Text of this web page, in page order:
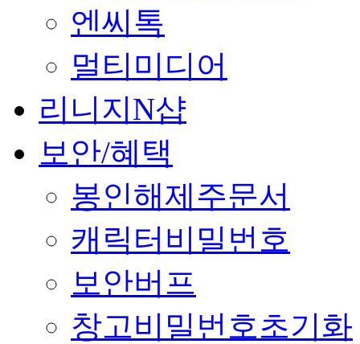
엔씨톡
멀티미디어
리니지N샵
보안/혜택
봉인해제주문서
캐릭터비밀번호
보안버프
창고비밀번호초기화